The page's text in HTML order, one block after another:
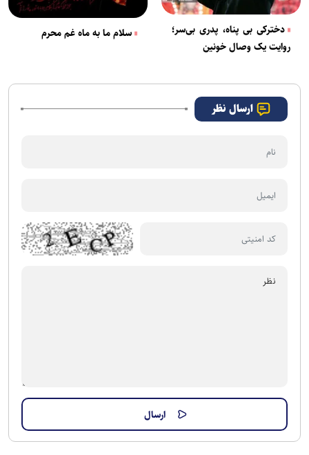
دخترکی بی پناه، پدری بی‌سر؛
روایت یک وصال خونین
سلام ما به ماه غم محرم
ارسال نظر